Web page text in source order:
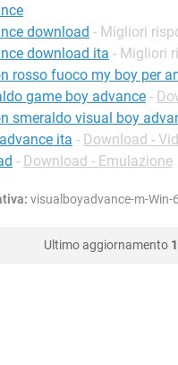
download - Migliori
download ita - Migliori
rosso fuoco my boy per
game boy advance -
smeraldo visual boy
ita - Download -
- Download - Emulazione
visualboyadvance-m-
Ultimo aggiornamento